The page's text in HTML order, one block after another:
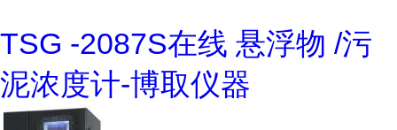
TSG -2087S在线 悬浮物 /污
泥浓度计-博取仪器